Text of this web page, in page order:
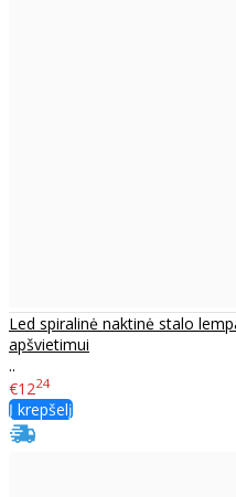
Led spiralinė naktinė stalo
apšvietimui
..
€1224
Į krepšelį